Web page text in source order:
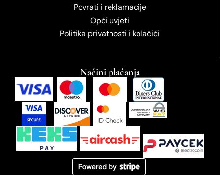
Povrati i reklamacije
Opći uvjeti
Politika privatnosti i kolačići
Načini plaćanja